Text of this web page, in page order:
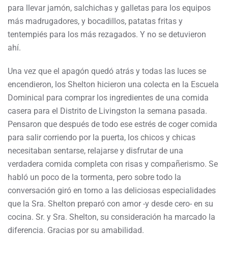
para llevar jamón, salchichas y galletas para los equipos
más madrugadores, y bocadillos, patatas fritas y
tentempiés para los más rezagados. Y no se detuvieron
ahí.
Una vez que el apagón quedó atrás y todas las luces se
encendieron, los Shelton hicieron una colecta en la Escuela
Dominical para comprar los ingredientes de una comida
casera para el Distrito de Livingston la semana pasada.
Pensaron que después de todo ese estrés de coger comida
para salir corriendo por la puerta, los chicos y chicas
necesitaban sentarse, relajarse y disfrutar de una
verdadera comida completa con risas y compañerismo. Se
habló un poco de la tormenta, pero sobre todo la
conversación giró en torno a las deliciosas especialidades
que la Sra. Shelton preparó con amor -y desde cero- en su
cocina. Sr. y Sra. Shelton, su consideración ha marcado la
diferencia. Gracias por su amabilidad.